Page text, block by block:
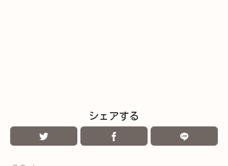
シェアする